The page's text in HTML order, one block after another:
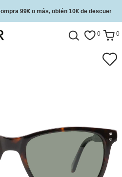
99€ o más, obtén 10€ de descuento.
días de garantía de devolución del dinero.
0 0